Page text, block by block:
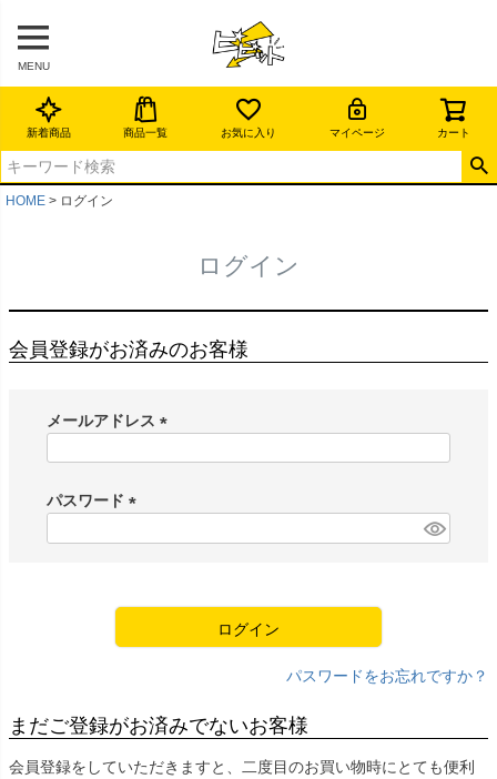
MENU
新着商品 商品一覧 お気に入り マイページ カート
HOME ログイン
ログイン
会員登録がお済みのお客様
メールアドレス
)
パスワード
ログイン
パスワードをお忘れですか？
まだご登録がお済みでないお客様
会員登録をしていただきますと、二度目のお買い物時にとても便利